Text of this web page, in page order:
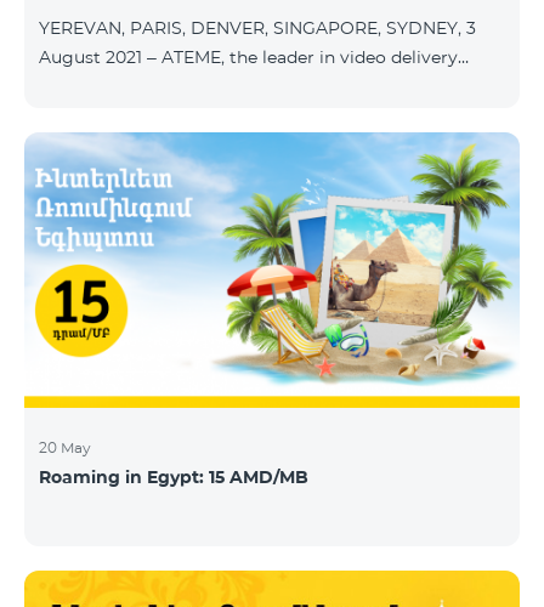
YEREVAN, PARIS, DENVER, SINGAPORE, SYDNEY, 3
August 2021 – ATEME, the leader in video delivery
operator running under the Beeline brand, has
selected its integrated OTT video-delivery solution to
enable a re-launch of its TV offering to the Armenian
market. With a legacy system in place, Telecom
Armenia identified a need for a scalable and effective
video-delivery solution as part of a p
20 May
Roaming in Egypt: 15 AMD/MB